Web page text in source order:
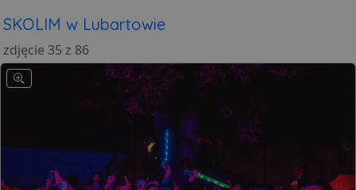
SKOLIM w Lubartowie
zdjęcie 35 z 86